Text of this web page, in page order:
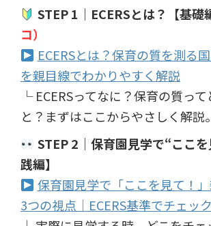
STEP 1｜ECERSとは？【基礎
コ）
ECERSとは？保育の質を測る
を親目線でわかりやすく解説
└ ECERSってなに？保育の質っ
と？まずはここからやさしく解説。
STEP 2｜保育園見学で“ここ
践編】
保育園見学で「ここを見て！
3つの視点｜ECERS基準でチェッ